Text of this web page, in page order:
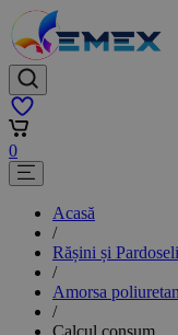
0
Acasă
/
Rășini și Pardoseli
/
Amorsa
/
Calcul consum